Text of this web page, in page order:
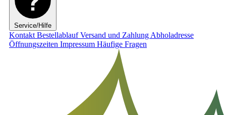
Service/Hilfe
Kontakt BestellablaufVersand und Zahlung Abholadresse
Öffnungszeiten Impressum Häufige Fragen